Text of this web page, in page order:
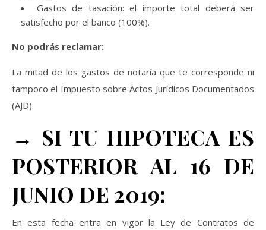
Gastos de tasación: el importe total deberá ser
satisfecho por el banco (100%).
No podrás reclamar:
La mitad de los gastos de notaría que te corresponde ni
tampoco el Impuesto sobre Actos Jurídicos Documentados
(AJD).
→ SI TU HIPOTECA ES
POSTERIOR AL 16 DE
JUNIO DE 2019:
En esta fecha entra en vigor la Ley de Contratos de